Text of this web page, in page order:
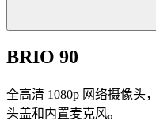
BRIO 90
全高清 1080p 网络摄像头
头盖和内置麦克风。